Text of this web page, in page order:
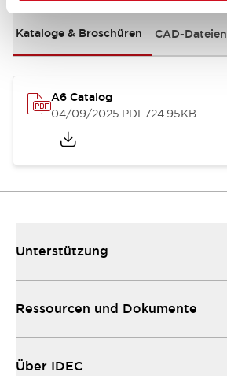
Kataloge & Broschüren CAD-Dateien
A6 Catalog
04/09/2025.PDF724.95KB
Unterstützung
Ressourcen und Dokumente
Über IDEC